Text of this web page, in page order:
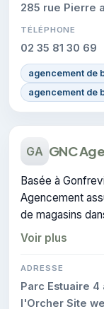
285 rue Pierre
TÉLÉPHONE
02 35 81 30 69
agencement de
agencement de
GA GNC
Basée à
Agencement
de magasins
CERTIFIE :
l'entreprise.
Voir plus
ADRESSE
Parc Estuaire
l'Orcher Site